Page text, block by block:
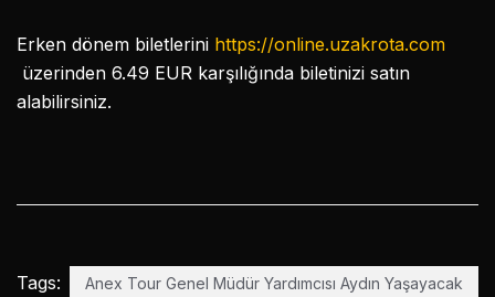
Erken dönem biletlerini https://online.uzakrota.com
üzerinden 6.49 EUR karşılığında biletinizi satın
alabilirsiniz.
Tags: Anex Tour Genel Müdür Yardımcısı Aydın Yaşayacak